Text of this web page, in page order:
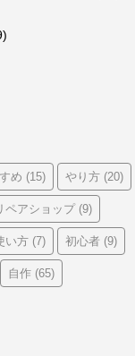
め (15) やり方 (20)
ペアショップ(9)
い方 (7) 初心者 (9)
自作 (65)